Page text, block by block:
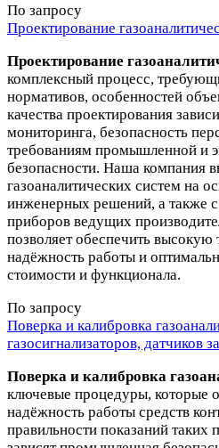
По запросу
Проектирование
Проектирование
комплексный процесс,
нормативов, особенностей
качества проектирования
мониторинга, безопасность
требованиям промышленной и
безопасности. Наша компания
газоаналитических систем на
инженерных решений, а также
приборов ведущих
позволяет обеспечить высокую
надёжность работы и
стоимости и функционала.
По запросу
Поверка и калибровка
газосигнализаторов, датчиков
Поверка и калибровка
ключевые процедуры, которые
надёжность работы средств
правильности показаний